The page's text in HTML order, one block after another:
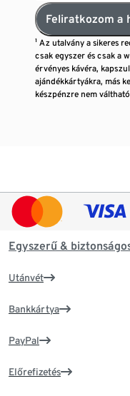
Feliratkozom a
¹ Az utalvány a sikeres
csak egyszer és csak a
érvényes kávéra,
ajándékkártyákra, más
készpénzre nem
Egyszerű &
Utánvét
Bankkártya
PayPal
Előrefizetés